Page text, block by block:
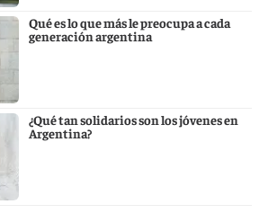
Qué es lo que más le preocupa a cada
generación argentina
¿Qué tan solidarios son los jóvenes en
Argentina?